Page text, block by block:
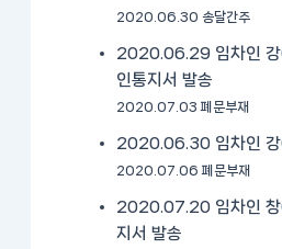
2020.06.30 송달간주
2020.06.29 임차인
인통지서 발송
2020.07.03 폐문부재
2020.06.30 임차인 강
2020.07.06 폐문부재
2020.07.20 임차인
지서 발송